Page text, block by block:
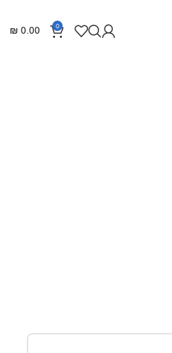
0
₪ 0.00